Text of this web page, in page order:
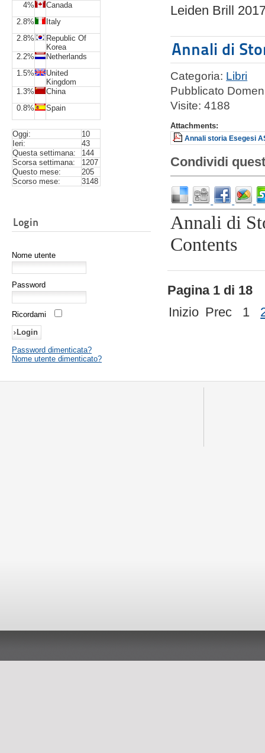
4%
Canada
2.8%
Italy
2.8%
Republic Of
Korea
2.2%
Netherlands
1.5%
United
Kingdom
1.3%
China
0.8%
Spain
Oggi:
10
Ieri:
43
Questa settimana:
144
Scorsa settimana:
1207
Questo mese:
205
Scorso mese:
3148
Login
Nome utente
Password
Ricordami
Password dimenticata?
Nome utente dimenticato?
Leiden Brill
Annali di
Categoria: Libri
Pubblicato
Visite: 4188
Attachments:
Annali storia Esegesi
Condividi
Annali di
Contents
Pagina 1 di 18
Inizio Prec 1